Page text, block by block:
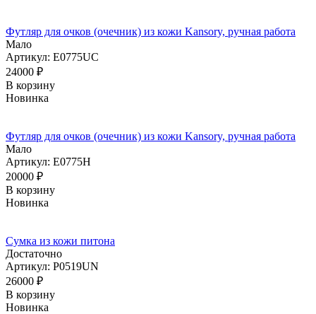
Футляр для очков (очечник) из кожи Kansory, ручная работа
Мало
Артикул: E0775UC
24000 ₽
В корзину
Новинка
Футляр для очков (очечник) из кожи Kansory, ручная работа
Мало
Артикул: E0775H
20000 ₽
В корзину
Новинка
Сумка из кожи питона
Достаточно
Артикул: P0519UN
26000 ₽
В корзину
Новинка